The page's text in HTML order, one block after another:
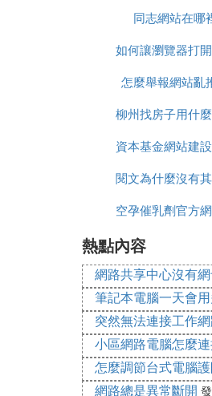
同志網站在哪
如何讓瀏覽器打
網站
怎麼舉報網站亂
柳州找房子用什
資本基金網站建
多少錢
閱文為什麼沒有
站流量
空孕催乳劑官方
熱點內容
網路共享中心沒有
筆記本電腦一天會
突然無法連接工作
小區網路電腦怎麼
怎麼調節台式電腦
網路總是異常斷開